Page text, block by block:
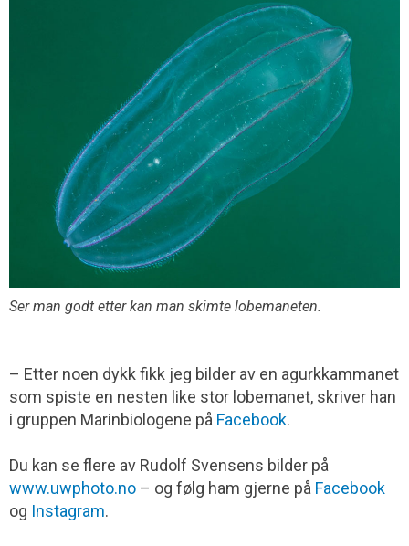
Ser man godt etter kan man skimte lobemaneten.
– Etter noen dykk fikk jeg bilder av en agurkkammanet
som spiste en nesten like stor lobemanet, skriver han
i gruppen Marinbiologene på Facebook.
Du kan se flere av Rudolf Svensens bilder på
www.uwphoto.no – og følg ham gjerne på Facebook
og Instagram.